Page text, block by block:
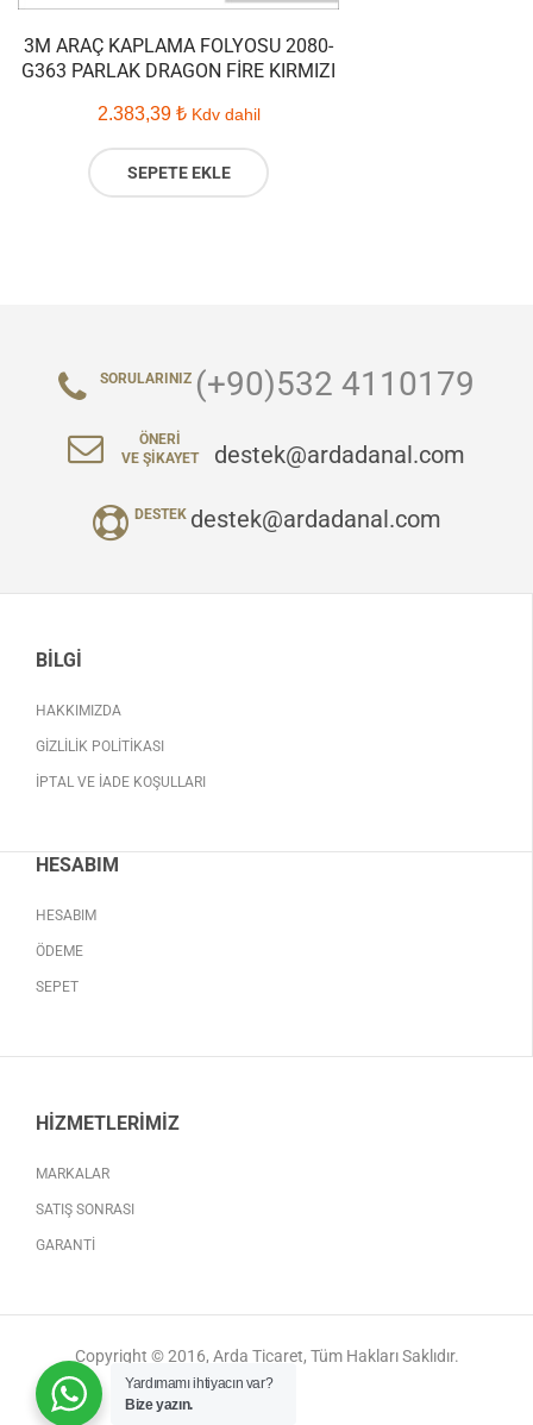
3M ARAÇ KAPLAMA FOLYOSU 2080-
G363 PARLAK DRAGON FIRE KIRMIZI
2.383,39 ₺ Kdv dahil
SEPETE EKLE
SORULARINIZ (+90)532 4110179
ÖNERI
VE ŞIKAYET
destek@ardadanal.com
DESTEK destek@ardadanal.com
BILGI
HAKKIMIZDA
GIZLILIK POLITIKASI
İPTAL VE İADE KOŞULLARI
HESABIM
HESABIM
ÖDEME
SEPET
HIZMETLERIMIZ
MARKALAR
SATIŞ SONRASI
GARANTI
Copyright © 2016, Arda Ticaret, Tüm Hakları Saklıdır.
Yardımamı ihtiyacın var?
Bize yazın.